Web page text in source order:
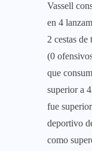
Vassell
en 4
2 cestas
(0
que
superior a
fue
deportivo
como